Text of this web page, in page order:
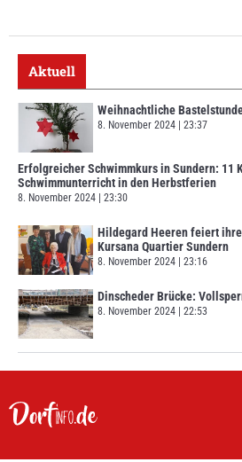
Aktuell
Weihnachtliche
8. November 2024 23:37
Erfolgreicher Schwimmkurs in Sundern: 11
Schwimmunterricht in den Herbstferien
8. November 2024 23:30
Hildegard Heeren feiert
Kursana Quartier Sundern
8. November 2024 23:16
Dinscheder Brücke:
8. November 2024 22:53